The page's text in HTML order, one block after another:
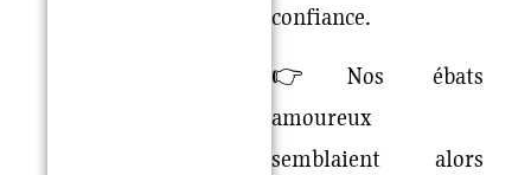
confiance.
👉Nos ébats
amoureux
semblaient alors